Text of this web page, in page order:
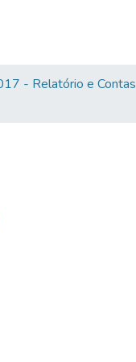
- Relatório e Contas